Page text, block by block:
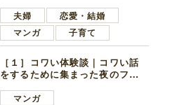
子学生
夫婦
恋愛・結婚
マンガ
子育て
［１］コワい体験談｜コワい話
をするために集まった夜のファ
好きの男の子ママ
マンガ